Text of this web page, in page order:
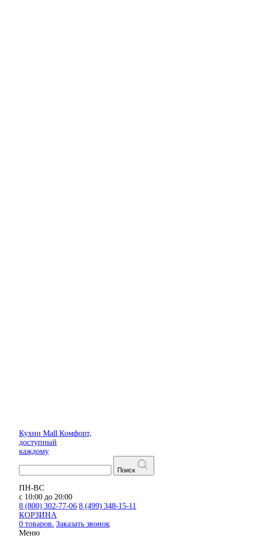
Кухни Mall Комфорт,
доступный
каждому
Поиск
ПН-ВС
с 10:00 до 20:00
8 (800) 302-77-06 8 (499) 348-15-11
КОРЗИНА
0 товаров. Заказать звонок
Меню